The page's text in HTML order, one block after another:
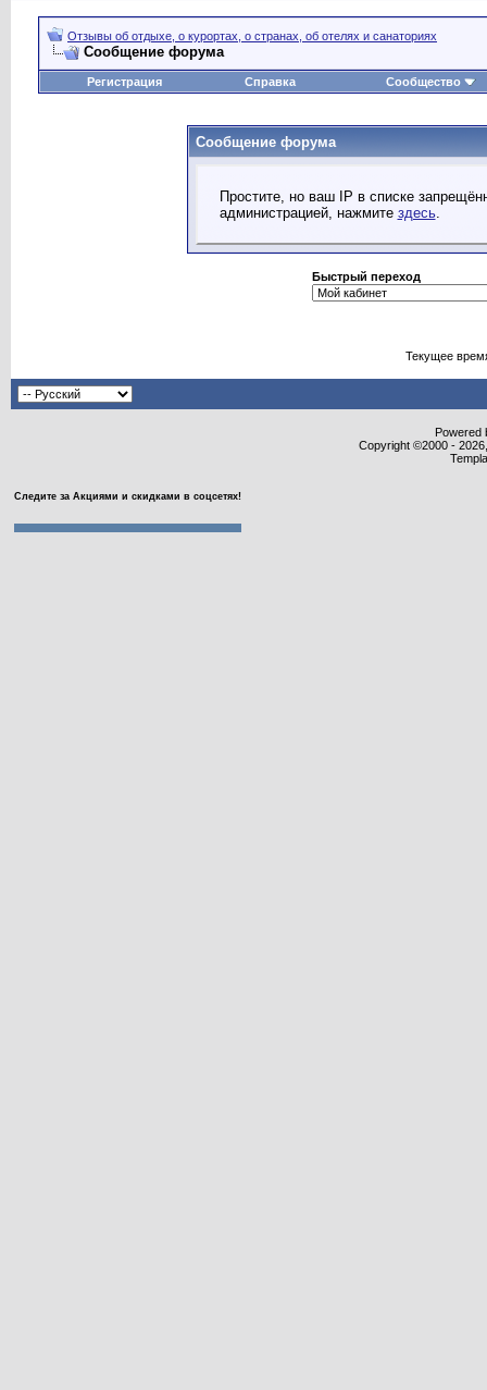
Отзывы об отдыхе, о курортах, о странах, об отелях и санаториях
Сообщение форума
Регистрация Справка Сообщество
Сообщение форума
Простите, но ваш IP в списке
администрацией, нажмите здесь.
Быстрый переход
Текущее
Powered
Copyright ©2000 -
Следите за Акциями и скидками в соцсетях!